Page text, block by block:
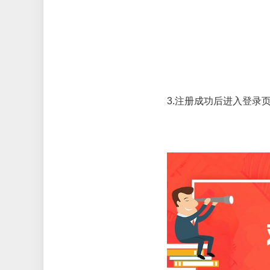
3.注册成功后进入登录